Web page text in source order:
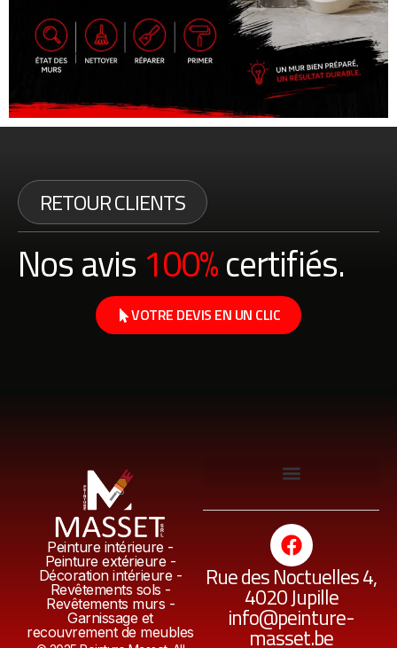
RETOUR CLIENTS
Nos avis 100%certifiés.
VOTRE DEVIS EN UN CLIC
Peinture intérieure -
Peinture extérieure -
Décoration intérieure -
Revêtements sols -
Revêtements murs -
Garnissage et
recouvrement de meubles
Rue des Noctuelles 4,
4020 Jupille
info@peinture-
masset.be